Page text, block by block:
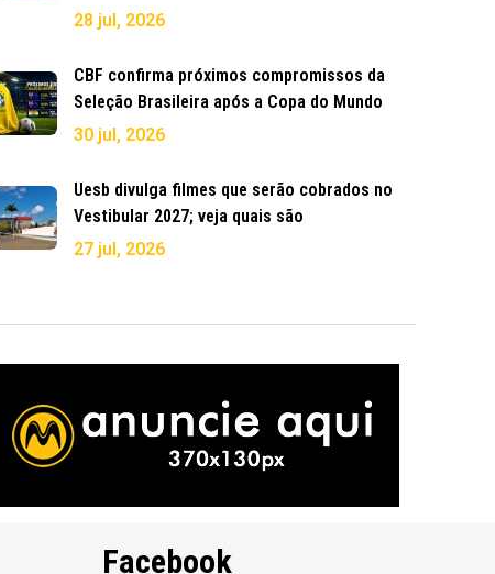
28 jul, 2026
CBF confirma próximos compromissos da
Seleção Brasileira após a Copa do Mundo
30 jul, 2026
Uesb divulga filmes que serão cobrados no
Vestibular 2027; veja quais são
27 jul, 2026
Facebook